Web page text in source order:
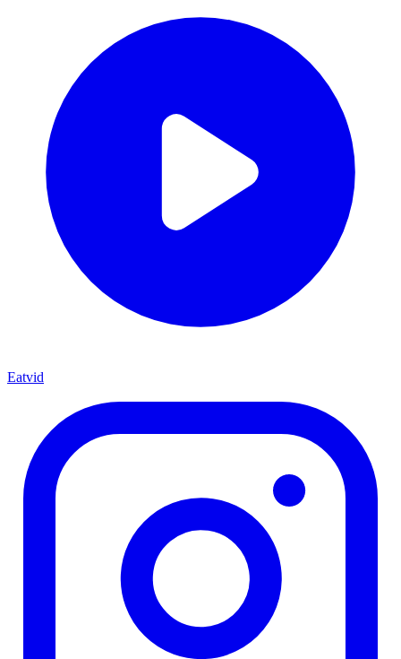
Eatvid